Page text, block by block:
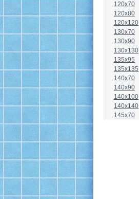
120x70
120x80
120x120
130x70
130x90
130x130
135x95
135x135
140x70
140x90
140x100
140x140
145x70